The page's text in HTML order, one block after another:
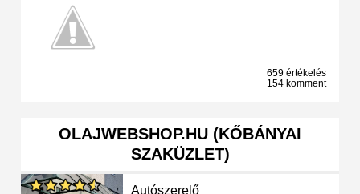
659 értékelés
154 komment
OLAJWEBSHOP.HU (KŐBÁNYAI
SZAKÜZLET)
Autószerelő